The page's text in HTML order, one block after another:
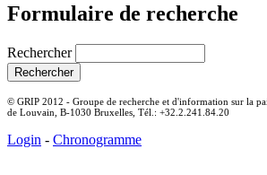
Formulaire de recherche
Rechercher
© GRIP 2012 - Groupe de recherche et d'information sur la
de Louvain, B-1030 Bruxelles, Tél.: +32.2.241.84.20
Login - Chronogramme